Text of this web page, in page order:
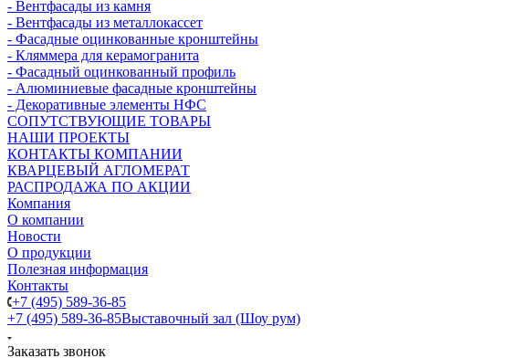
- Вентфасады из камня
- Вентфасады из металлокассет
- Фасадные оцинкованные кронштейны
- Кляммера для керамогранита
- Фасадный оцинкованный профиль
- Алюминиевые фасадные кронштейны
- Декоративные элементы НФС
СОПУТСТВУЮЩИЕ ТОВАРЫ
НАШИ ПРОЕКТЫ
КОНТАКТЫ КОМПАНИИ
КВАРЦЕВЫЙ АГЛОМЕРАТ
РАСПРОДАЖА ПО АКЦИИ
Компания
О компании
Новости
О продукции
Полезная информация
Контакты
+7 (495) 589-36-85
+7 (495) 589-36-85Выставочный зал (Шоу рум)
Заказать звонок